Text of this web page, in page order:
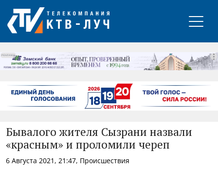
РЕКЛАМА
Бывалого жителя Сызрани назвали
«красным» и проломили череп
6 Августа 2021, 21:47, Происшествия